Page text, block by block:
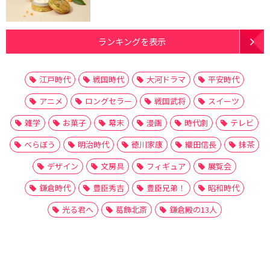
ランキングを表示
江戸時代 戦国時代 大河ドラマ
平安時代
アニメ
ロングセラー 戦国武将
スイーツ
雑学
お菓子 幕末 漫画 時代劇
テレビ
べらぼう
明治時代 徳川家康 織田信長
抹茶
デザイン
文房具 フィギュア
展覧会
鎌倉時代
豊臣秀吉 豊臣兄弟！
昭和時代
光る君へ
葛飾北斎 鎌倉殿の13人